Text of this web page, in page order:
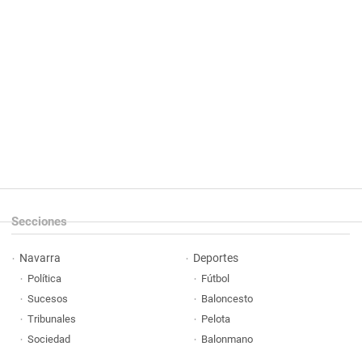
Secciones
Navarra
Política
Sucesos
Tribunales
Sociedad
Deportes
Fútbol
Baloncesto
Pelota
Balonmano